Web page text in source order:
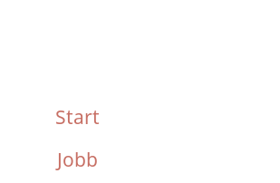
Start
Jobb